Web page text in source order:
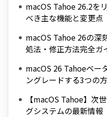
macOS Tahoe 26.2を
べき主な機能と変更点
macOS Tahoe 26の深
処法・修正方法完全ガ
macOS 26 Tahoeベー
ングレードする3つの
【macOS Tahoe】次
グシステムの最新情報